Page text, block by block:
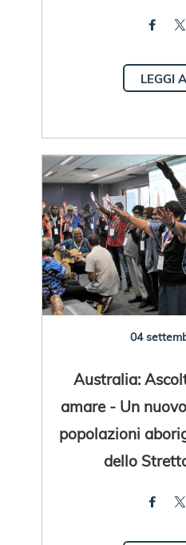
LEGGI
04
Australia:
amare - Un
popolazioni
dello